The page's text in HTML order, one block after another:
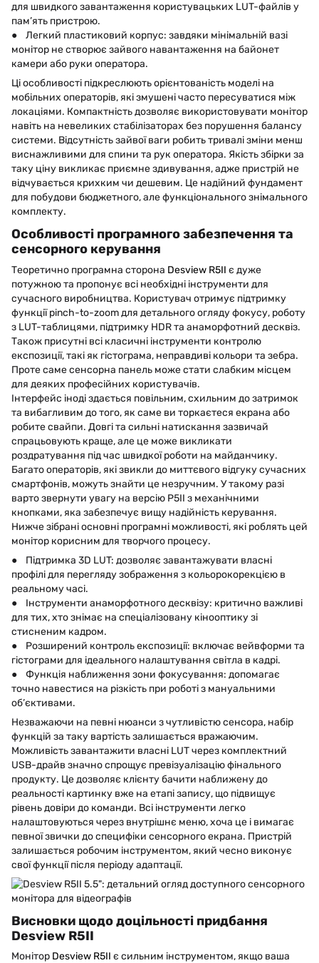
для швидкого завантаження користувацьких LUT-файлів у
пам’ять пристрою.
● Легкий пластиковий корпус: завдяки мінімальній вазі
монітор не створює зайвого навантаження на байонет
камери або руки оператора.
Ці особливості підкреслюють орієнтованість моделі на
мобільних операторів, які змушені часто пересуватися між
локаціями. Компактність дозволяє використовувати монітор
навіть на невеликих стабілізаторах без порушення балансу
системи. Відсутність зайвої ваги робить тривалі зміни менш
виснажливими для спини та рук оператора. Якість збірки за
таку ціну викликає приємне здивування, адже пристрій не
відчувається крихким чи дешевим. Це надійний фундамент
для побудови бюджетного, але функціонального знімального
комплекту.
Особливості програмного забезпечення та
сенсорного керування
Теоретично програмна сторона Desview R5II є дуже
потужною та пропонує всі необхідні інструменти для
сучасного виробництва. Користувач отримує підтримку
функції pinch-to-zoom для детального огляду фокусу, роботу
з LUT-таблицями, підтримку HDR та анаморфотний десквіз.
Також присутні всі класичні інструменти контролю
експозиції, такі як гістограма, неправдиві кольори та зебра.
Проте саме сенсорна панель може стати слабким місцем
для деяких професійних користувачів.
Інтерфейс іноді здається повільним, схильним до затримок
та вибагливим до того, як саме ви торкаєтеся екрана або
робите свайпи. Довгі та сильні натискання зазвичай
спрацьовують краще, але це може викликати
роздратування під час швидкої роботи на майданчику.
Багато операторів, які звикли до миттєвого відгуку сучасних
смартфонів, можуть знайти це незручним. У такому разі
варто звернути увагу на версію P5II з механічними
кнопками, яка забезпечує вищу надійність керування.
Нижче зібрані основні програмні можливості, які роблять цей
монітор корисним для творчого процесу.
● Підтримка 3D LUT: дозволяє завантажувати власні
профілі для перегляду зображення з кольорокорекцією в
реальному часі.
● Інструменти анаморфотного десквізу: критично важливі
для тих, хто знімає на спеціалізовану кінооптику зі
стисненим кадром.
● Розширений контроль експозиції: включає вейвформи та
гістограми для ідеального налаштування світла в кадрі.
● Функція наближення зони фокусування: допомагає
точно навестися на різкість при роботі з мануальними
об’єктивами.
Незважаючи на певні нюанси з чутливістю сенсора, набір
функцій за таку вартість залишається вражаючим.
Можливість завантажити власні LUT через комплектний
USB-драйв значно спрощує превізуалізацію фінального
продукту. Це дозволяє клієнту бачити наближену до
реальності картинку вже на етапі запису, що підвищує
рівень довіри до команди. Всі інструменти легко
налаштовуються через внутрішнє меню, хоча це і вимагає
певної звички до специфіки сенсорного екрана. Пристрій
залишається робочим інструментом, який чесно виконує
свої функції після періоду адаптації.
Висновки щодо доцільності придбання
Desview R5II
Монітор Desview R5II є сильним інструментом, якщо ваша